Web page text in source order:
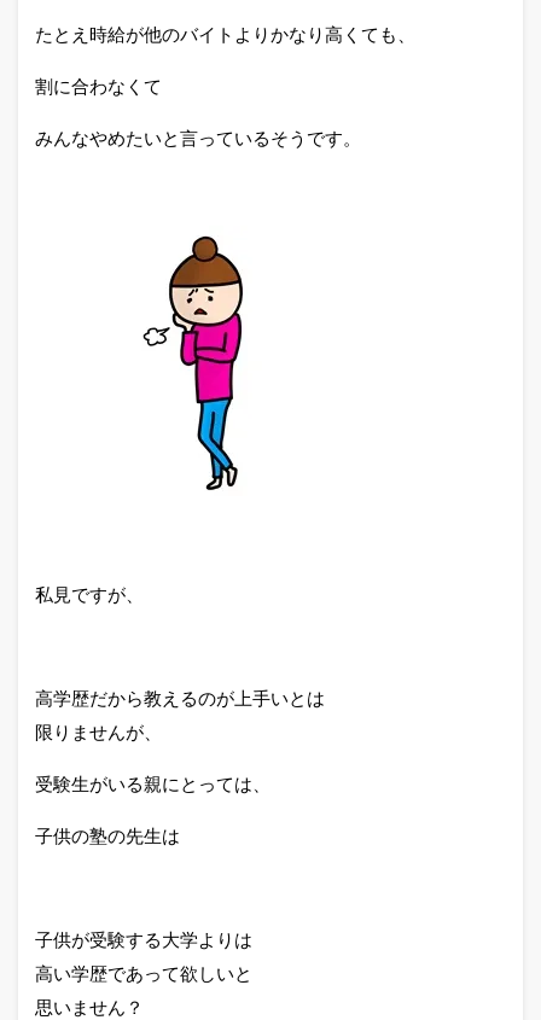
たとえ時給が他のバイトよりかなり高くても、
割に合わなくて
みんなやめたいと言っているそうです。
私見ですが、
高学歴だから教えるのが上手いとは
限りませんが、
受験生がいる親にとっては、
子供の塾の先生は
子供が受験する大学よりは
高い学歴であって欲しいと
思いません？